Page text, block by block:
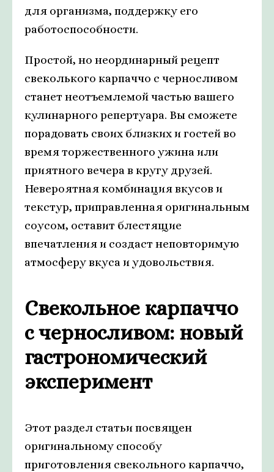
для организма, поддержку его
работоспособности.
Простой, но неординарный рецепт
свеколького карпаччо с черносливом
станет неотъемлемой частью вашего
кулинарного репертуара. Вы сможете
порадовать своих близких и гостей во
время торжественного ужина или
приятного вечера в кругу друзей.
Невероятная комбинация вкусов и
текстур, приправленная оригинальным
соусом, оставит блестящие
впечатления и создаст неповторимую
атмосферу вкуса и удовольствия.
Свекольное карпаччо
с черносливом: новый
гастрономический
эксперимент
Этот раздел статьи посвящен
оригинальному способу
приготовления свекольного карпаччо,